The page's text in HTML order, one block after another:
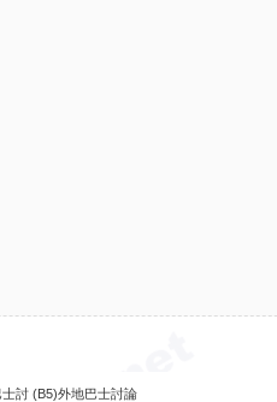
討 (B5)外地巴士討論